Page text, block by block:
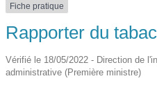
Fiche pratique
Rapporter du
Vérifié le 18/05/2022 - Direction de
administrative (Première ministre)